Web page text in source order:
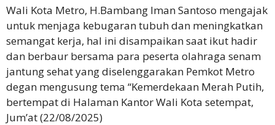
Wali Kota Metro, H.Bambang Iman Santoso mengajak
untuk menjaga kebugaran tubuh dan meningkatkan
semangat kerja, hal ini disampaikan saat ikut hadir
dan berbaur bersama para peserta olahraga senam
jantung sehat yang diselenggarakan Pemkot Metro
degan mengusung tema “Kemerdekaan Merah Putih,
bertempat di Halaman Kantor Wali Kota setempat,
Jum’at (22/08/2025)